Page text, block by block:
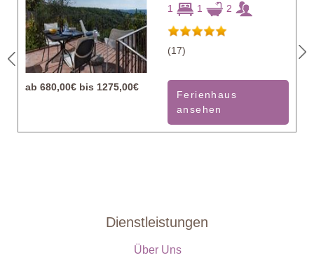
1
1 2
(17)
ab 680,00€ bis 1275,00€
Ferienhaus
ansehen
Dienstleistungen
Über Uns